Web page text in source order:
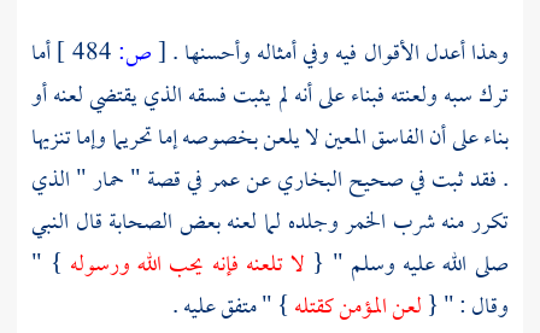
وهذا أعدل الأقوال فيه وفي أمثاله وأحسنها .[ص:
أما
ترك سبه ولعنته فبناء على أنه لم يثبت فسقه الذي يقتضي لعنه أو
بناء على أن الفاسق المعين لا يلعن بخصوصه إما تحريما وإما تنزيها
. فقد ثبت في صحيحالبخاريعنعمرفي قصة "حمار" الذي
تكرر منه شرب الخمر وجلده لما لعنه بعضالصحابةقال النبي
صلى الله عليه وسلم " { لا تلعنه فإنه يحب الله ورسوله } "
وقال : " {لعن المؤمن كقتله} " متفق عليه .